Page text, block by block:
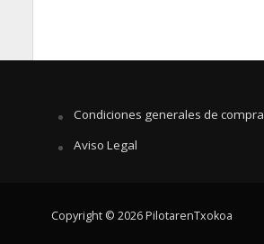
Condiciones generales de compra
Aviso Legal
Copyright © 2026 PilotarenTxokoa